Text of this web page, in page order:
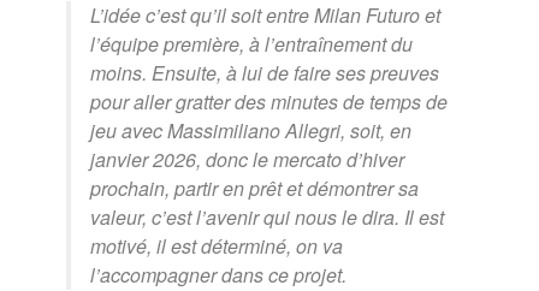
L’idée c’est qu’il soit entre Milan Futuro et
l’équipe première, à l’entraînement du
moins. Ensuite, à lui de faire ses preuves
pour aller gratter des minutes de temps de
jeu avec Massimiliano Allegri, soit, en
janvier 2026, donc le mercato d’hiver
prochain, partir en prêt et démontrer sa
valeur, c’est l’avenir qui nous le dira. Il est
motivé, il est déterminé, on va
l’accompagner dans ce projet.